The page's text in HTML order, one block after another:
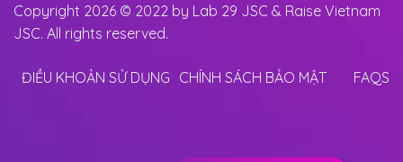
Copyright 2026 © 2022 by Lab 29 JSC & Raise Vietnam
JSC. All rights reserved.
ĐIỀU KHOẢN SỬ DỤNG CHÍNH SÁCH BẢO MẬT FAQS